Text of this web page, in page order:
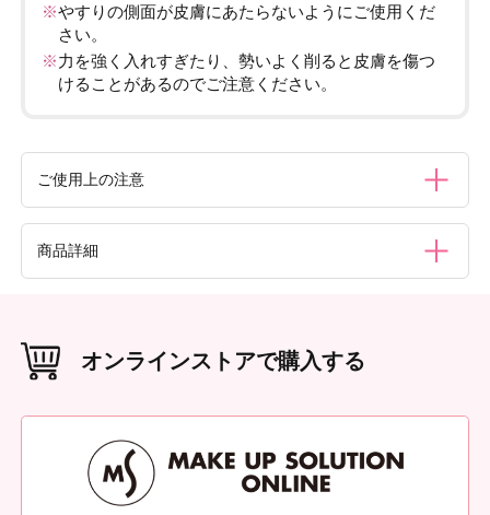
※やすりの側面が皮膚にあたらないようにご使用くだ
さい。
※力を強く入れすぎたり、勢いよく削ると皮膚を傷つ
けることがあるのでご注意ください。
ご使用上の注意
面にはお使いにならないでください。●爪に異常のあるとき
はご使用にならないでください。●お子様の手の届かない所
と、爪が傷んだり薄くなりすぎる恐れがありますので1～2
週間に1回ほどのペースでご使用ください。
商品詳細
本体重量 （g）
本体サイズ（W×D×H（mm））
W32 × D1 × H180
外装重量（g）
オンラインストアで購入する